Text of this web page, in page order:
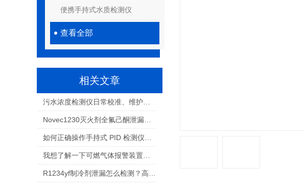
便携手持式水质检测仪
查看全部
相关文章